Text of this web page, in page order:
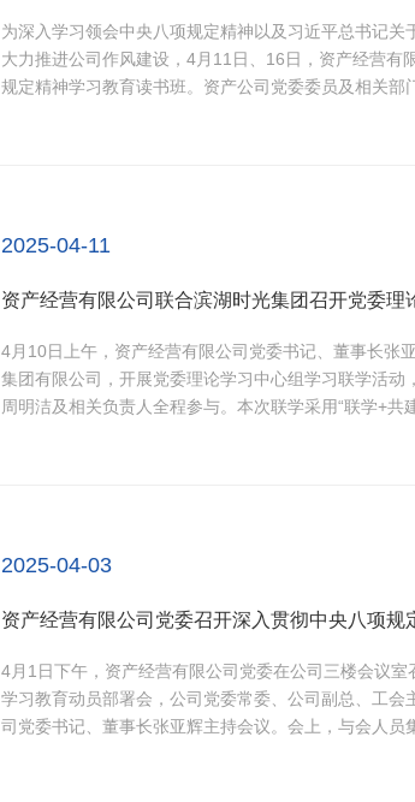
为深入学习领会中央八项规定精神以及习近平总书记关
大力推进公司作风建设，4月11日、16日，资产经营有
规定精神学习教育读书班。资产公司党委委员及相关部
2025-04-11
资产经营有限公司联合滨湖时光集团召开党委理
4月10日上午，资产经营有限公司党委书记、董事长张
集团有限公司，开展党委理论学习中心组学习联学活动
周明洁及相关负责人全程参与。本次联学采用“联学+共
2025-04-03
资产经营有限公司党委召开深入贯彻中央八项规
4月1日下午，资产经营有限公司党委在公司三楼会议
学习教育动员部署会，公司党委常委、公司副总、工会
司党委书记、董事长张亚辉主持会议。会上，与会人员